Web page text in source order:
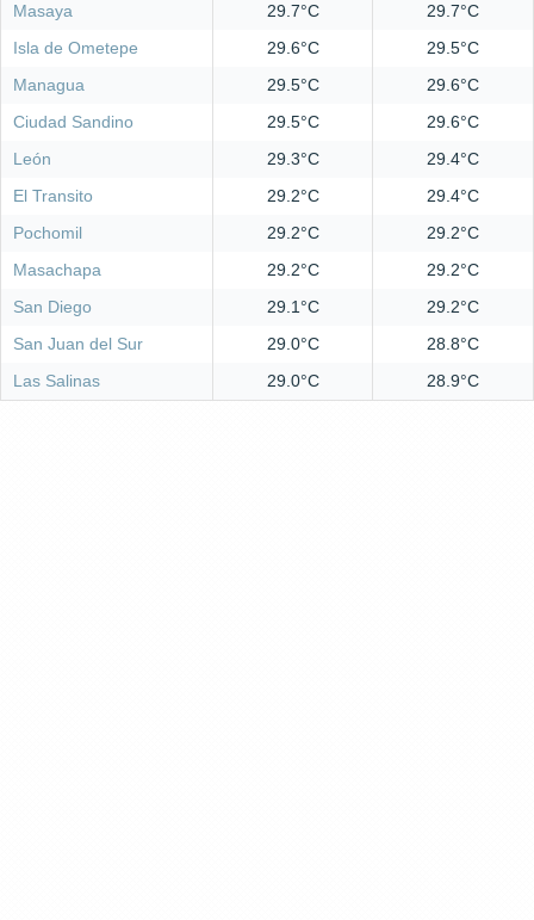
Masaya
29.7°C
29.7°C
Isla de Ometepe
29.6°C
29.5°C
Managua
29.5°C
29.6°C
Ciudad Sandino
29.5°C
29.6°C
León
29.3°C
29.4°C
El Transito
29.2°C
29.4°C
Pochomil
29.2°C
29.2°C
Masachapa
29.2°C
29.2°C
San Diego
29.1°C
29.2°C
San Juan del Sur
29.0°C
28.8°C
Las Salinas
29.0°C 28.9°C